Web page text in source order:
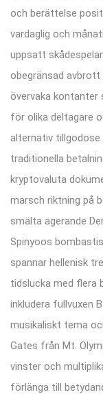
och berättelse
vardaglig och
uppsatt
obegränsad avbrott
övervaka
för olika deltagare
alternativ tillgodose
traditionella
kryptovaluta
marsch riktning på
smälta agerande
Spinyoos
spannar hellenisk
tidslucka med flera
inkludera fullvuxen
musikaliskt tema
Gates från Mt.
vinster och
förlänga till